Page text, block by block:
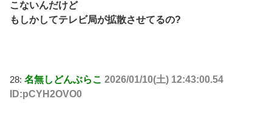
こないんだけど
もしかしてテレビ局が拡散させてるの?
28: 名無しどんぶらこ 2026/01/10(土) 12:43:00.54
ID:pCYH2OVO0